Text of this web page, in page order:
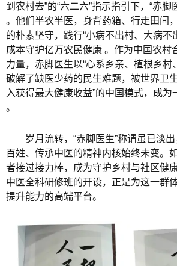
到农村去”的“六二六”指示指引下，“赤脚
。他们半农半医，身背药箱、行走田间
的朴素坚守，践行“小病不出村、大病不
成本守护亿万农民健康 。作为中国农村
力量，赤脚医生以“心系乡亲、植根乡村
破解了缺医少药的民生难题，被世界卫
入获得最大健康收益”的中国模式，成为
。
岁月流转，“赤脚医生”称谓虽已淡
百姓、传承中医的精神内核始终未变。
者接过接力棒，成为守护乡村与社区健
中医全科研修班的开设，正是为这一群
提升能力的高端平台。